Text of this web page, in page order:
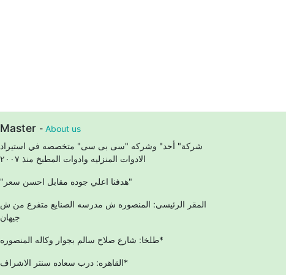
Master - About us
شركة" أحد" وشركه "سى بى سى" متخصصه في استيراد
"هدفنا اعلي جوده مقابل احسن سعر"
المقر الرئيسى: المنصوره ش مدرسه الصنايع متفرع من ش
جيهان
طلخا: شارع صلاح سالم بجوار وكاله المنصوره*
القاهره: درب سعاده سنتر الاشراف*